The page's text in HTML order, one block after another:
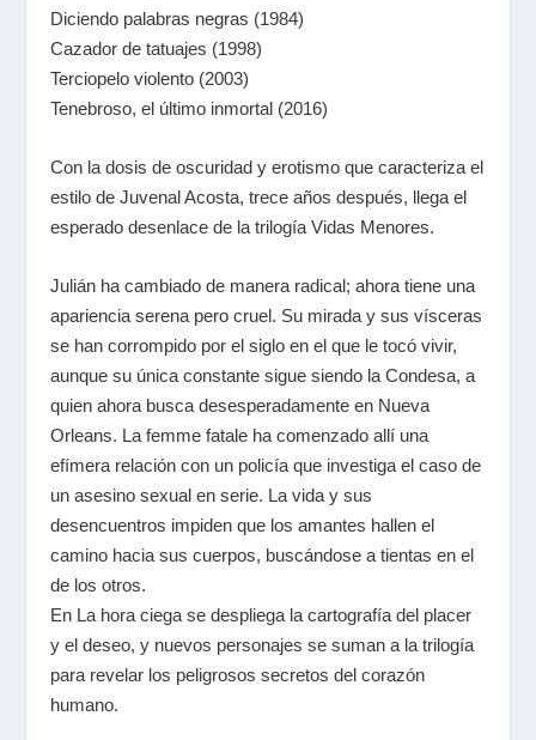
Diciendo palabras negras (1984)
Cazador de tatuajes (1998)
Terciopelo violento (2003)
Tenebroso, el último inmortal (2016)
Con la dosis de oscuridad y erotismo que caracteriza el
estilo de Juvenal Acosta, trece años después, llega el
esperado desenlace de la trilogía Vidas Menores.
Julián ha cambiado de manera radical; ahora tiene una
apariencia serena pero cruel. Su mirada y sus vísceras
se han corrompido por el siglo en el que le tocó vivir,
aunque su única constante sigue siendo la Condesa, a
quien ahora busca desesperadamente en Nueva
Orleans. La femme fatale ha comenzado allí una
efímera relación con un policía que investiga el caso de
un asesino sexual en serie. La vida y sus
desencuentros impiden que los amantes hallen el
camino hacia sus cuerpos, buscándose a tientas en el
de los otros.
En La hora ciega se despliega la cartografía del placer
y el deseo, y nuevos personajes se suman a la trilogía
para revelar los peligrosos secretos del corazón
humano.